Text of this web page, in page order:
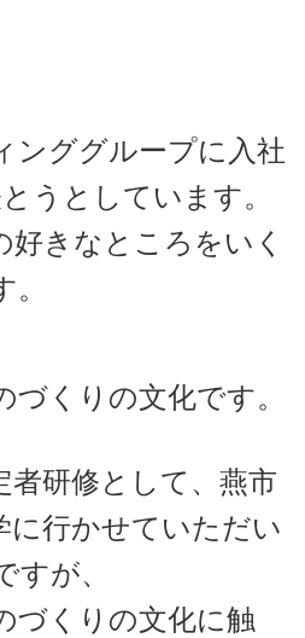
ンググループに入社
うとしています。
好きなところをいく
づくりの文化です。
者研修として、燕市
に行かせていただい
すが、
づくりの文化に触